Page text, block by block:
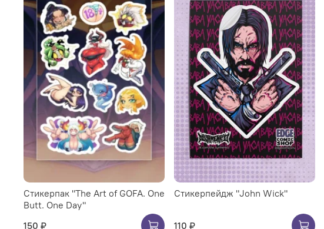
Стикерпак "The Art of GOFA. One
Butt. One Day"
150 ₽
Стикерпейдж "John Wick"
110 ₽